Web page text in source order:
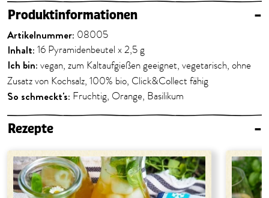
Produktinformationen –
Artikelnummer: 08005
Inhalt: 16 Pyramidenbeutel x 2,5 g
Ich bin: vegan, zum Kaltaufgießen geeignet, vegetarisch, ohne
Zusatz von Kochsalz, 100% bio, Click&Collect fähig
So schmeckt's: Fruchtig, Orange, Basilikum
Rezepte –